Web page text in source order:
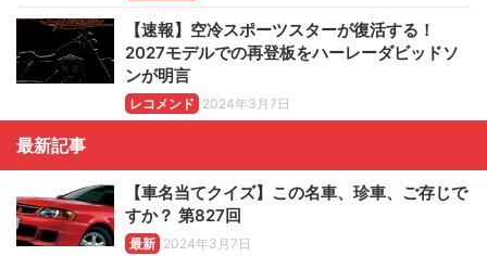
【速報】空冷スポーツスターが復活する！
2027モデルでの再登板をハーレーダビッドソ
ンが明言
レコメンド 2024年3月7日
最新記事
【車名当てクイズ】この名車、珍車、ご存じで
すか？ 第827回
最新 2024年3月7日